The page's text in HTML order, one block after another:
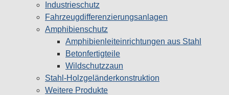
Industrieschutz
Fahrzeug­differenzierungsanlagen
Amphibienschutz
Amphibienleiteinrichtungen aus Stahl
Betonfertigteile
Wildschutzzaun
Stahl-Holzgeländerkonstruktion
Weitere Produkte